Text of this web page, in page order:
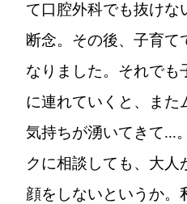
て口腔外科でも抜けな
断念。その後、子育て
なりました。それでも
に連れていくと、また
気持ちが湧いてきて...
クに相談しても、大人
顔をしないというか。